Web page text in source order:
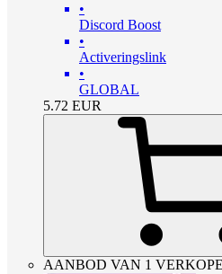
•
Discord Boost
•
Activeringslink
•
GLOBAL
5.72 EUR
AANBOD VAN 1